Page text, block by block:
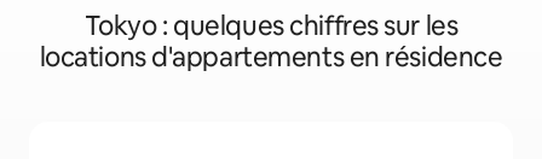
Tokyo : quelques chiffres sur les
locations d'appartements en résidence